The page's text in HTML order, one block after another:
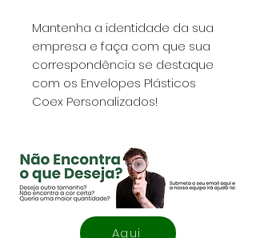
Mantenha a identidade da sua
empresa e faça com que sua
correspondência se destaque
com os Envelopes Plásticos
Coex Personalizados!
Aqui